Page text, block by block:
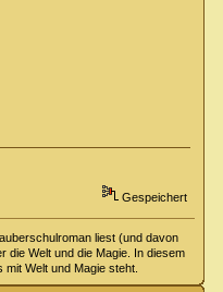
Gespeichert
liest (und davon
die Welt und die Magie. In diesem
Welt und Magie steht.